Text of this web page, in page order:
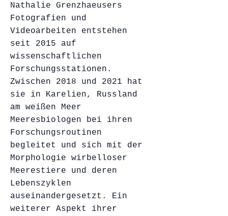
Nathalie Grenzhaeusers
Fotografien und
Videoarbeiten entstehen
seit 2015 auf
wissenschaftlichen
Forschungsstationen.
Zwischen 2018 und 2021 hat
sie in Karelien, Russland
am weißen Meer
Meeresbiologen bei ihren
Forschungsroutinen
begleitet und sich mit der
Morphologie wirbelloser
Meerestiere und deren
Lebenszyklen
auseinandergesetzt. Ein
weiterer Aspekt ihrer